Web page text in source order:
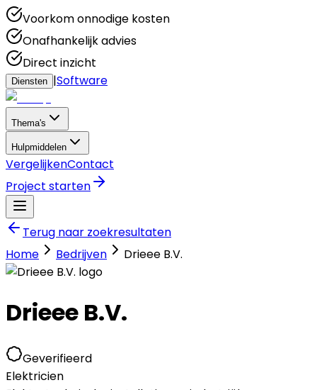
Voorkom onnodige kosten
Onafhankelijk advies
Direct inzicht
Diensten |Software
Thema's
Hulpmiddelen
VergelijkenContact
Project starten
Terug naar zoekresultaten
Home
Bedrijven Drieee B.V.
Drieee B.V.
Geverifieerd
Elektricien